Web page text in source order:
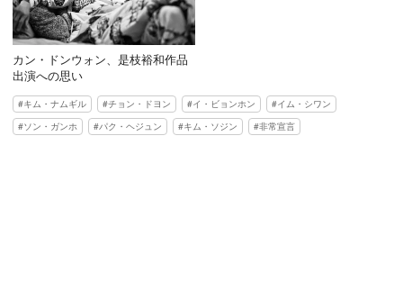
カン・ドンウォン、是枝裕和作品
出演への思い
キム・ナムギル チョン・ドヨン イ・ビョンホン
イム・シワン
ソン・ガンホ
パク・ヘジュン キム・ソジン 非常宣言